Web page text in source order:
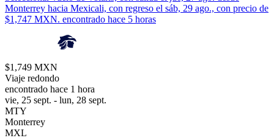
Monterrey hacia Mexicali, con regreso el sáb, 29 ago., con precio de
$1,747 MXN. encontrado hace 5 horas
$1,749 MXN
Viaje redondo
encontrado hace 1 hora
vie, 25 sept. - lun, 28 sept.
MTY
Monterrey
MXL